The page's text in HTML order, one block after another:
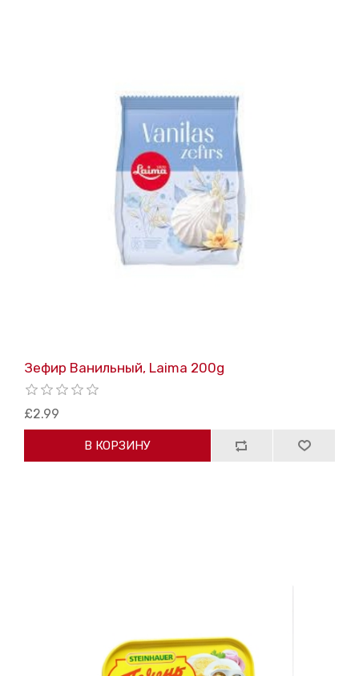
Зефир Bанильный, Laima 200g
£2.99
В КОРЗИНУ